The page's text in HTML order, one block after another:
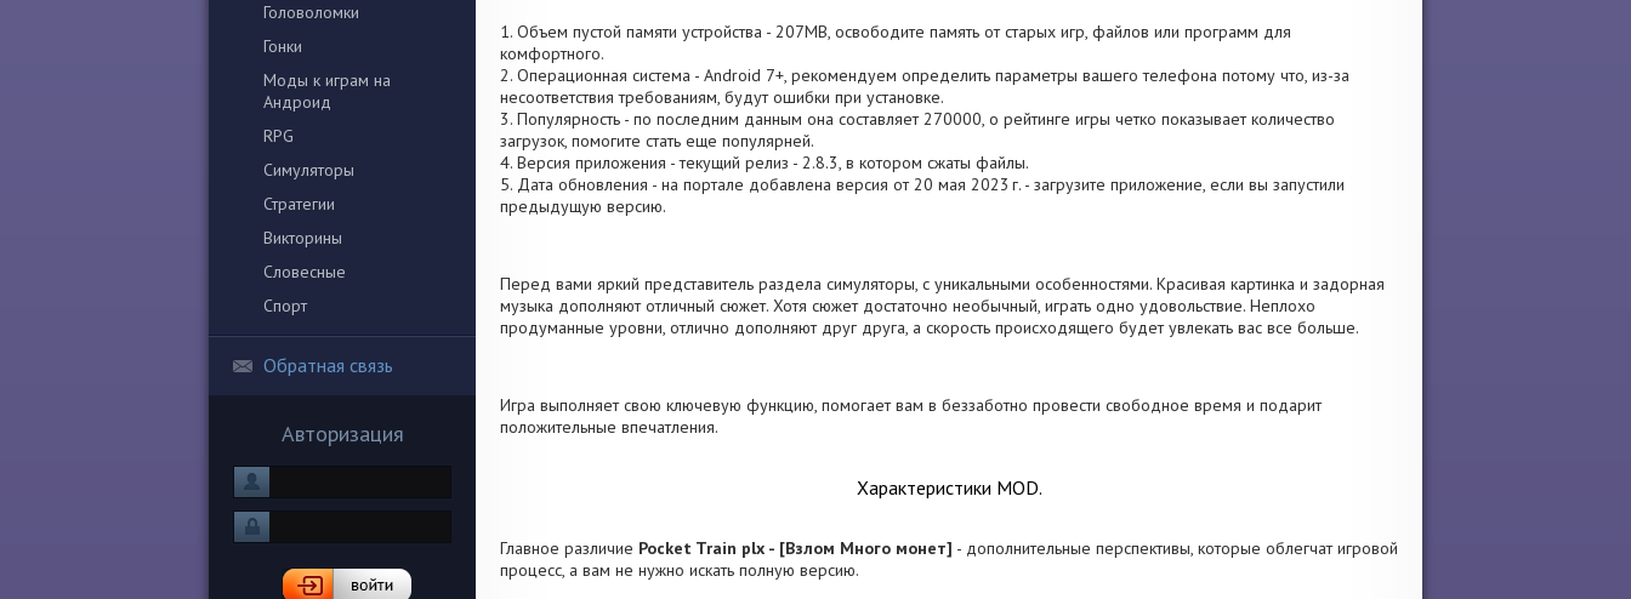
Головоломки
Гонки
Моды к играм на
Андроид
RPG
Симуляторы
Стратегии
Викторины
Словесные
Спорт
Обратная связь
Авторизация
1. Объем пустой памяти устройства - 207MB, освободите память от старых игр, файлов или программ для
комфортного.
2. Операционная система - Android 7+, рекомендуем определить параметры вашего телефона потому что, из-за
несоответствия требованиям, будут ошибки при установке.
3. Популярность - по последним данным она составляет 270000, о рейтинге игры четко показывает количество
загрузок, помогите стать еще популярней.
4. Версия приложения - текущий релиз - 2.8.3, в котором сжаты файлы.
5. Дата обновления - на портале добавлена версия от 20 мая 2023 г. - загрузите приложение, если вы запустили
предыдущую версию.
Перед вами яркий представитель раздела симуляторы, с уникальными особенностями. Красивая картинка и задорная
музыка дополняют отличный сюжет. Хотя сюжет достаточно необычный, играть одно удовольствие. Неплохо
продуманные уровни, отлично дополняют друг друга, а скорость происходящего будет увлекать вас все больше.
Игра выполняет свою ключевую функцию, помогает вам в беззаботно провести свободное время и подарит
положительные впечатления.
Характеристики MOD.
Главное различие Pocket Train plx - [Взлом Много монет] - дополнительные перспективы, которые облегчат игровой
процесс, а вам не нужно искать полную версию.